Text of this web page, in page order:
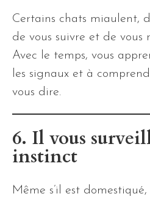
Certains chats miaulent,
de vous suivre et de vous
Avec le temps, vous
les signaux et à
vous dire.
6. Il vous
instinct
Même s’il est